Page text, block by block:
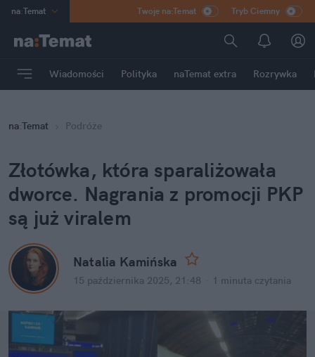
na:Temat
Poland
mama
Rozrywka
Twoje na:Temat Tryb Ciemny
Wiadomości Polityka naTemat extra Rozrywka
na:Temat Podróże
Złotówka, która sparaliżowała
dworce. Nagrania z promocji PKP
są już viralem
Natalia Kamińska
15 października 2025, 21:48 1 minuta czytania